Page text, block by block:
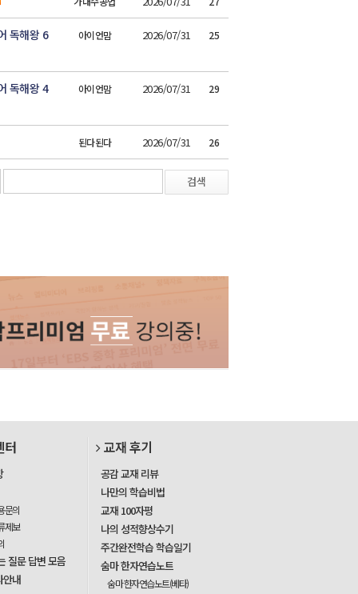
독해왕 6
아이언맘 2026/07/31 25
독해왕 4
아이언맘 2026/07/31 29
된다된다 2026/07/31 26
검색
터
문의
제보
질문 답변 모음
안내
교재 후기
공감 교재 리뷰
나만의 학습비법
교재 100자평
나의 성적향상수기
주간완전학습 학습일기
숨마 한자연습노트
숨마 한자연습노트(베타)